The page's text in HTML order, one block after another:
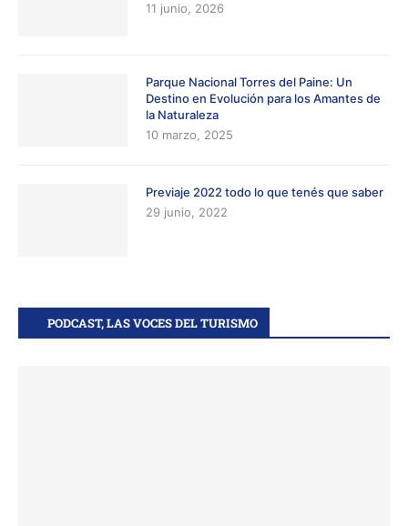
11 junio, 2026
Parque Nacional Torres del Paine: Un
Destino en Evolución para los Amantes de
la Naturaleza
10 marzo, 2025
Previaje 2022 todo lo que tenés que saber
29 junio, 2022
PODCAST, LAS VOCES DEL TURISMO